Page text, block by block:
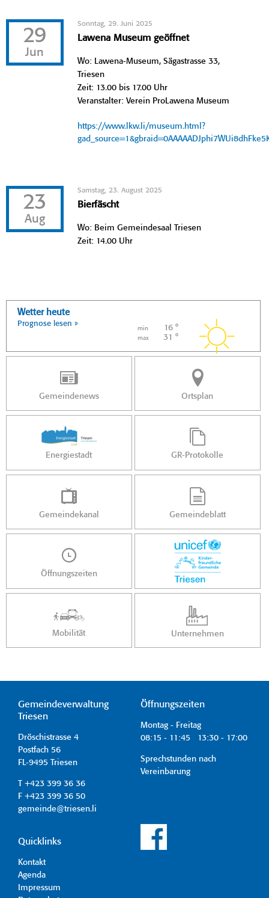
29
Jun
Sonntag, 29. Juni 2025
Lawena Museum geöffnet
Wo: Lawena-Museum, Sägastrasse 33,
Triesen
Zeit: 13.00 bis 17.00 Uhr
Veranstalter: Verein ProLawena Museum
https://www.lkw.li/museum.html?
23
Aug
Samstag, 23. August 2025
Bierfäscht
Wo: Beim Gemeindesaal Triesen
Zeit: 14.00 Uhr
Wetter heute
Prognose lesen »
min 16 °
max 31 °
Gemeindenews Ortsplan
Energiestadt GR-Protokolle
Gemeindekanal Gemeindeblatt
Öffnungszeiten
Mobilität Unternehmen
Gemeindeverwaltung
Triesen
Dröschistrasse 4
Postfach 56
FL-9495 Triesen
T +423 399 36 36
F +423 399 36 50
gemeinde@triesen.li
Öffnungszeiten
Montag - Freitag
08:15 - 11:45 13:30 - 17:00
Sprechstunden nach
Vereinbarung
Quicklinks
Kontakt
Agenda
Impressum